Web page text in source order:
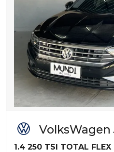
VolksWagen
1.4 250 TSI TOTAL FLEX